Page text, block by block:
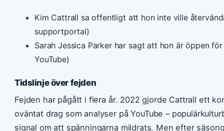
Kim Cattrall sa offentligt att hon inte ville
supportportal)
Sarah Jessica Parker har sagt att hon är öppen
YouTube)
Tidslinje över fejden
Fejden har pågått i flera år. 2022 gjorde Cattrall ett
oväntat drag som analyser på YouTube –
signal om att spänningarna mildrats. Men efter